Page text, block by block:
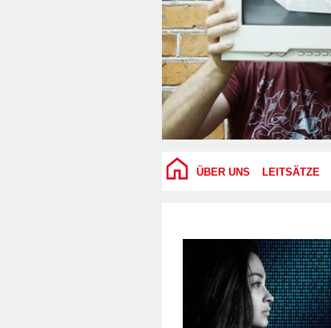
ÜBER UNS LEITSÄTZE